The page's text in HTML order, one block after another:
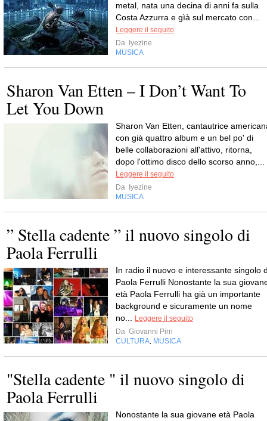
metal, nata una decina di anni fa sulla
Costa Azzurra e gìà sul mercato con...
Leggere il seguito
Da
Iyezine
MUSICA
Sharon Van Etten – I Don’t Want To
Let You Down
Sharon Van Etten, cantautrice
con già quattro album e un bel po' di
belle collaborazioni all'attivo, ritorna,
dopo l'ottimo disco dello scorso anno,...
Leggere il seguito
Da
Iyezine
MUSICA
” Stella cadente ” il nuovo singolo di
Paola Ferrulli
In radio il nuovo e interessante singolo
Paola Ferrulli Nonostante la sua
età Paola Ferrulli ha già un importante
background e sicuramente un nome
no...
Leggere il seguito
Da Giovanni Pirri
CULTURA MUSICA
"Stella cadente " il nuovo singolo di
Paola Ferrulli
Nonostante la sua giovane età Paola